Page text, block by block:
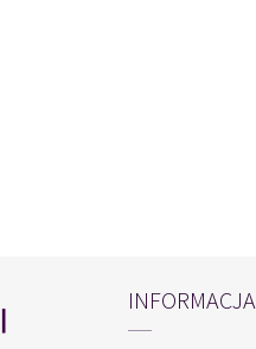
INFORMACJA